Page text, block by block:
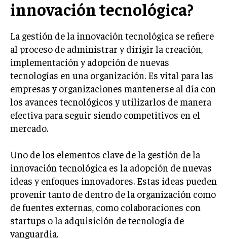
ESTRATEGIAS DE MARKETING
AGENCIAS DE POSICIONAMIENTO WEB SEO
MARKETING DIGITAL
PUBLICIDAD
VENTAS Y PERSUASIÓN
COMUNICACIÓN CORPORATIVA
GESTIÓN DE MARCA
INVESTIGACIÓN DE MERCADO
ANÁLISIS DE COMPETENCIA
GESTIÓN DE CLIENTES
innovación tecnológica?
La gestión de la innovación tecnológica se refiere
al proceso de administrar y dirigir la creación,
implementación y adopción de nuevas
tecnologías en una organización. Es vital para las
empresas y organizaciones mantenerse al día con
los avances tecnológicos y utilizarlos de manera
efectiva para seguir siendo competitivos en el
mercado.
Uno de los elementos clave de la gestión de la
innovación tecnológica es la adopción de nuevas
ideas y enfoques innovadores. Estas ideas pueden
provenir tanto de dentro de la organización como
de fuentes externas, como colaboraciones con
startups o la adquisición de tecnología de
vanguardia.